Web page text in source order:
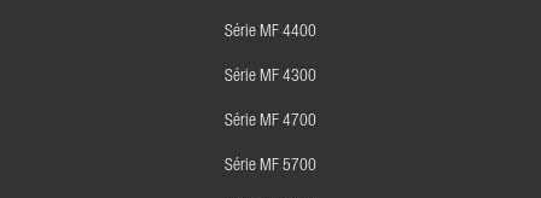
Série MF 4400
Série MF 4300
Série MF 4700
Série MF 5700